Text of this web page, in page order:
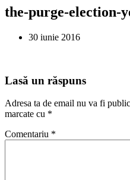
the-purge-election-
30 iunie 2016
Lasă un răspuns
Adresa ta de email nu va fi
marcate cu *
Comentariu *